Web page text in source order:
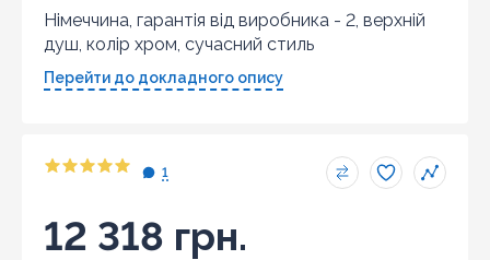
Німеччина, гарантія від виробника - 2, верхній
душ, колір хром, сучасний стиль
Перейти до докладного опису
1
12 318 грн.